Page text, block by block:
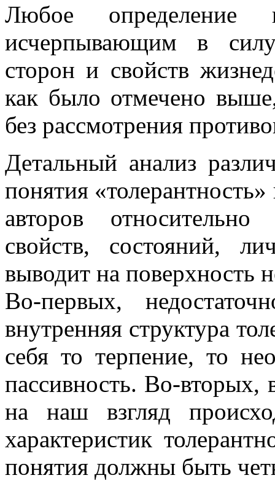
Любое
исчерпывающим в силу
сторон и свойств
как было отмечено
без рассмотрения
Детальный анализ
понятия «толерантность»
авторов
свойств, состояний,
выводит на поверхность
Во-первых,
внутренняя структура
себя то терпение, то
пассивность. Во-вторых,
на наш взгляд
характеристик
понятия должны быть